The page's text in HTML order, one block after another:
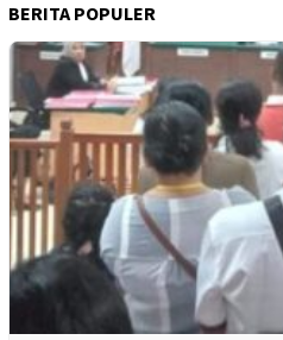
BERITA POPULER